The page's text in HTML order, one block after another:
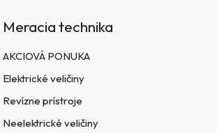
Meracia technika
AKCIOVÁ PONUKA
Elektrické veličiny
Revízne prístroje
Neelektrické veličiny